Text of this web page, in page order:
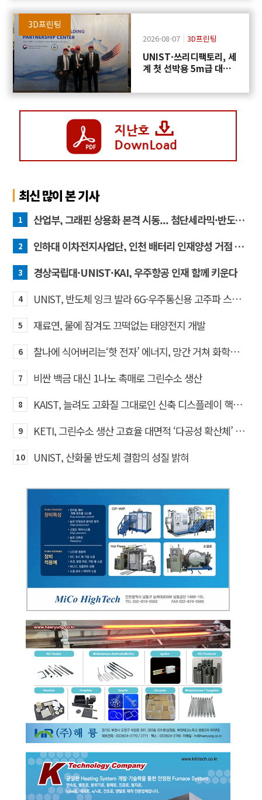
3D프린팅
2026-08-07 3D프린팅
UNIST·쓰리디팩토리, 세
계 첫 선박용 5m급 대형
최신 많이 본 기사
1 산업부, 그래핀 상용화 본격 시동... 첨단세라믹·반도체 방열소재 시장 확대 기대
2 인하대 이차전지사업단, 인천 배터리 인재양성 거점 역할 강화
3 경상국립대·UNIST·KAI, 우주항공 인재 함께 키운다
4 UNIST, 반도체 잉크 발라 6G·우주통신용 고주파 스위치 만든다
5 재료연, 물에 잠겨도 끄떡없는 태양전지 개발
6 찰나에 식어버리는‘핫 전자’ 에너지, 망간 거쳐 화학반응에 쓴다
7 비싼 백금 대신 1나노 촉매로 그린수소 생산
8 KAIST, 늘려도 고화질 그대로인 신축 디스플레이 핵심기술 개발​
9 KETI, 그린수소 생산 고효율 대면적 ‘다공성 확산체’ 개발
10 UNIST, 산화물 반도체 결함의 성질 밝혀